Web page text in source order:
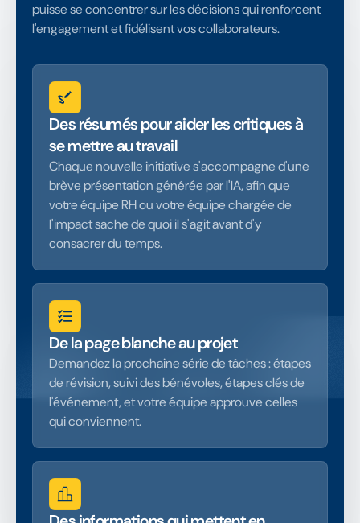
puisse se concentrer sur les décisions qui renforcent
l'engagement et fidélisent vos collaborateurs.
Des résumés pour aider les critiques à
se mettre au travail
Chaque nouvelle initiative s'accompagne d'une
brève présentation générée par l'IA, afin que
votre équipe RH ou votre équipe chargée de
l'impact sache de quoi il s'agit avant d'y
consacrer du temps.
De la page blanche au projet
Demandez la prochaine série de tâches : étapes
de révision, suivi des bénévoles, étapes clés de
l'événement, et votre équipe approuve celles
qui conviennent.